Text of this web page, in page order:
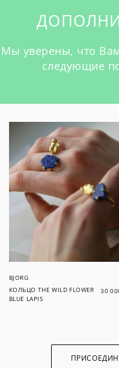
Мы уверены, что
следующие
BJORG
КОЛЬЦО THE WILD FLOWER
BLUE LAPIS
30